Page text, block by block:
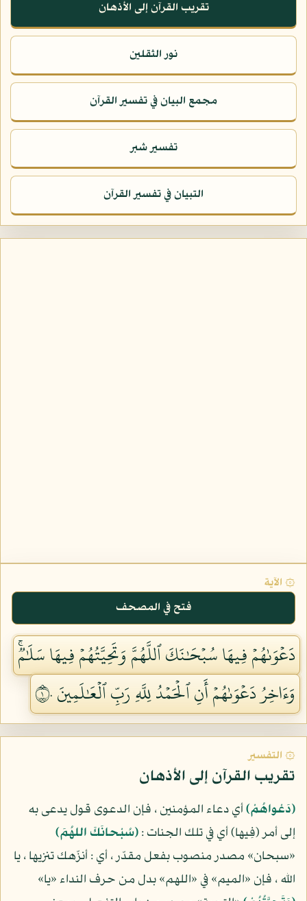
تقريب القرآن إلى الأذهان
نور الثقلين
مجمع البيان في تفسير القرآن
تفسير شبر
التبيان في تفسير القرآن
۞ الآية
فتح في المصحف
دَعۡوَىٰهُمۡ فِيهَا سُبۡحَٰنَكَ ٱللَّهُمَّ وَتَحِيَّتُهُمۡ فِيهَا سَلَٰمٞۚ
وَءَاخِرُ دَعۡوَىٰهُمۡ أَنِ ٱلۡحَمۡدُ لِلَّهِ رَبِّ ٱلۡعَٰلَمِينَ ١٠
۞ التفسير
تقريب القرآن إلى الأذهان
(دَعْواهُمْ)أي دعاء المؤمنين ، فإن الدعوى قول يدعى به
إلى أمر (فِيها) أي في تلك الجنات :(سُبْحانَكَ اللهُمَ)
«سبحان» مصدر منصوب بفعل مقدّر ، أي : أنزّهك تنزيها ، يا
الله ، فإن «الميم» في «اللهم» بدل من حرف النداء «يا»